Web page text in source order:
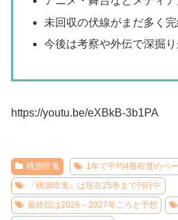
未回収の伏線がまだ多く
今後は考察や外伝で深掘
https://youtu.be/eXBkB-3b1PA
桃源暗鬼
1年で平均4冊程度のペ
『桃源暗鬼』は現在25巻まで刊行中
最終回は2026～2027年ごろと予想